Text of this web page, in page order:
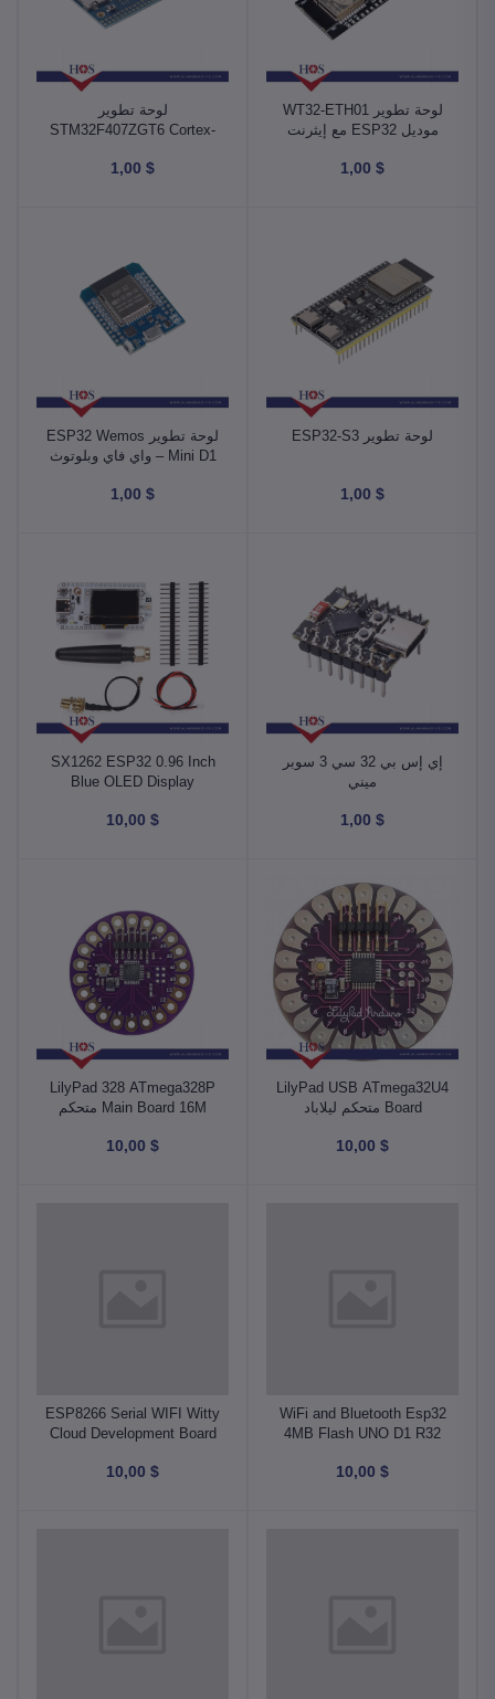
لوحة تطوير WT32-ETH01
موديل ESP32 مع إيثرنت
ميجابت
$ 1,00
لوحة تطوير
STM32F407ZGT6 Cortex-
$ 1,00
لوحة تطوير ESP32-S3
$ 1,00
لوحة تطوير ESP32 Wemos
Mini D1 – واي فاي وبلوتوث
$ 1,00
إي إس بي 32 سي 3 سوبر
ميني
$ 1,00
SX1262 ESP32 0.96 Inch
Blue OLED Display
Module IOT Development
$ 10,00
LilyPad USB ATmega32U4
Board متحكم ليلاباد
$ 10,00
LilyPad 328 ATmega328P
Main Board 16M متحكم
$ 10,00
WiFi and Bluetooth Esp32
4MB Flash UNO D1 R32
$ 10,00
ESP8266 Serial WIFI Witty
Cloud Development Board
Nodemcu برده تخزين
$ 10,00